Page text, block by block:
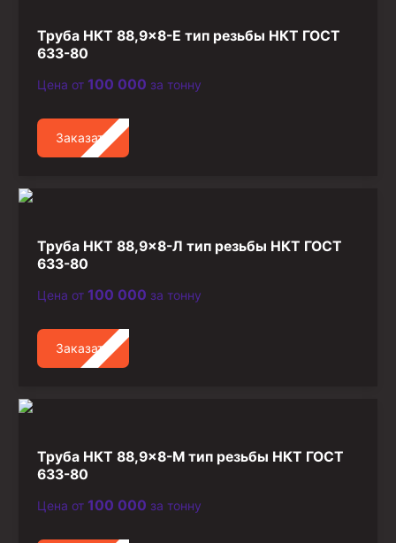
Труба НКТ 88,9×8-Е тип резьбы НКТ ГОСТ
633-80
Цена от 100 000 за тонну
Заказать
Труба НКТ 88,9×8-Л тип резьбы НКТ ГОСТ
633-80
Цена от 100 000 за тонну
Заказать
Труба НКТ 88,9×8-М тип резьбы НКТ ГОСТ
633-80
Цена от 100 000 за тонну